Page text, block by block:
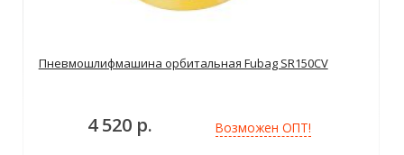
Пневмошлифмашина орбитальная Fubag SR150CV
4 520 р. Возможен ОПТ!